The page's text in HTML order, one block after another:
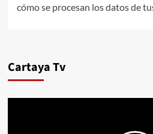
cómo se procesan los datos de
Cartaya Tv